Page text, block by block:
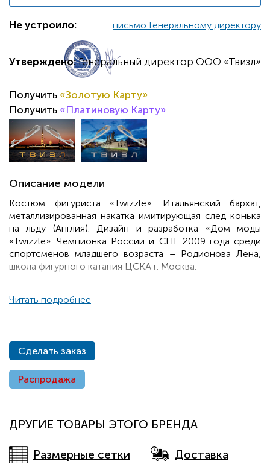
Не устроило: письмо Генеральному директору
Утверждено: Генеральный директор ООО «Твизл»
Получить «Золотую Карту»
Получить «Платиновую Карту»
Описание модели
Костюм фигуриста «Twizzle». Итальянский бархат,
металлизированная накатка имитирующая след конька
на льду (Англия). Дизайн и разработка «Дом моды
«Twizzle». Чемпионка России и СНГ 2009 года среди
спортсменов младшего возраста – Родионова Лена,
школа фигурного катания ЦСКА г. Москва.
Читать подробнее
Сделать заказ
Распродажа
ДРУГИЕ ТОВАРЫ ЭТОГО БРЕНДА
Размерные сетки Доставка